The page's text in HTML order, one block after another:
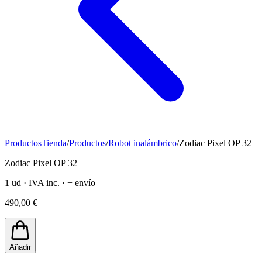
ProductosTienda/Productos/Robot inalámbrico/Zodiac Pixel OP 32
Zodiac Pixel OP 32
1 ud · IVA inc. · + envío
490,00 €
Añadir